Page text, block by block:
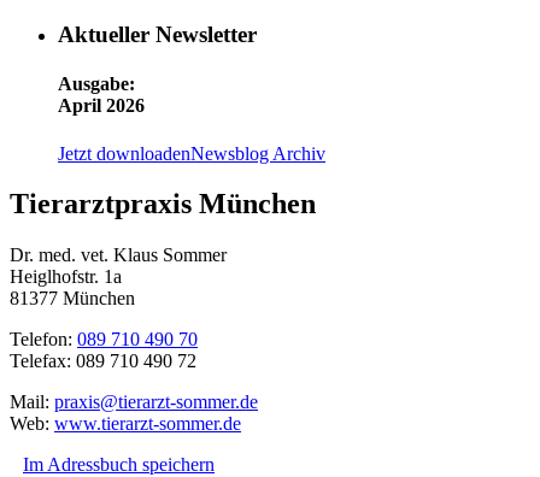
Aktueller Newsletter
Ausgabe:
April 2026
Jetzt downloadenNewsblog Archiv
Tierarztpraxis München
Dr. med. vet. Klaus Sommer
Heiglhofstr. 1a
81377 München
Telefon: 089 710 490 70
Telefax: 089 710 490 72
Mail: praxis@tierarzt-sommer.de
Web: www.tierarzt-sommer.de
Im Adressbuch speichern